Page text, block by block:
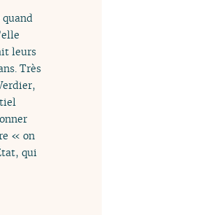
leurs
Très
« on
qui